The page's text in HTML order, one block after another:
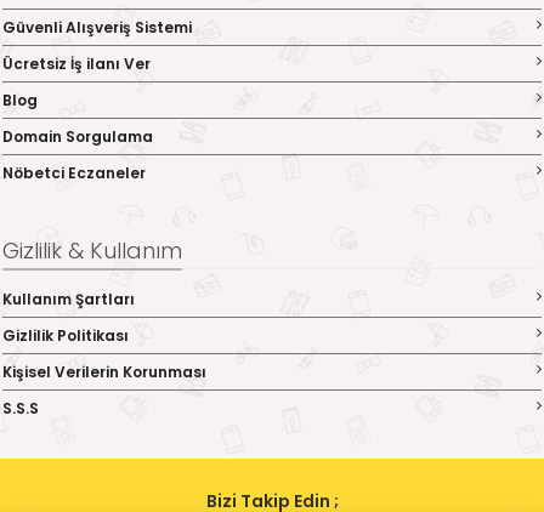
Güvenli Alışveriş Sistemi
Ücretsiz İş ilanı Ver
Blog
Domain Sorgulama
Nöbetci Eczaneler
Gizlilik & Kullanım
Kullanım Şartları
Gizlilik Politikası
Kişisel Verilerin Korunması
S.S.S
Bizi Takip Edin ;